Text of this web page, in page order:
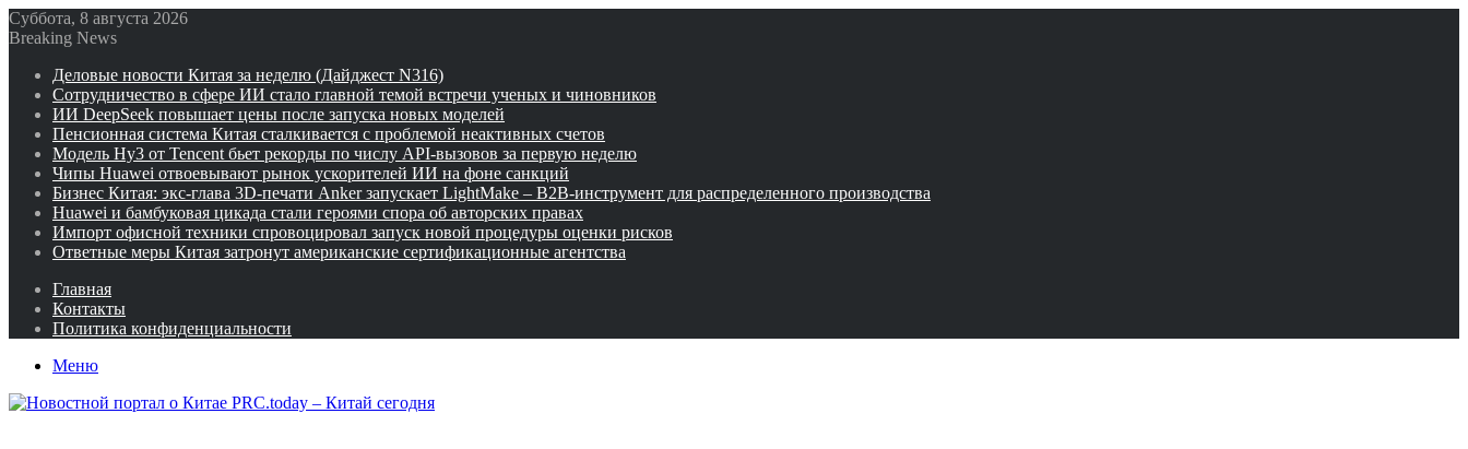
Суббота, 8 августа 2026
Breaking News
Деловые новости Китая за неделю (Дайджест N316)
Сотрудничество в сфере ИИ стало главной темой встречи ученых и чиновников
ИИ DeepSeek повышает цены после запуска новых моделей
Пенсионная система Китая сталкивается с проблемой неактивных счетов
Модель Hy3 от Tencent бьет рекорды по числу API-вызовов за первую неделю
Чипы Huawei отвоевывают рынок ускорителей ИИ на фоне санкций
Бизнес Китая: экс-глава 3D-печати Anker запускает LightMake – B2B-инструмент для распределенного производства
Huawei и бамбуковая цикада стали героями спора об авторских правах
Импорт офисной техники спровоцировал запуск новой процедуры оценки рисков
Ответные меры Китая затронут американские сертификационные агентства
Главная
Контакты
Политика конфиденциальности
Меню